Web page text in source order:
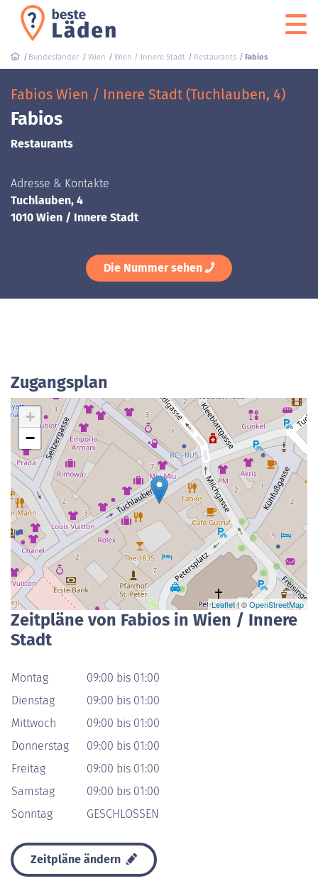
Bundesländer Wien Wien / Innere Stadt Restaurants Fabios
Fabios Wien / Innere Stadt (Tuchlauben, 4)
Fabios
Restaurants
Adresse & Kontakte
Tuchlauben, 4
1010 Wien / Innere Stadt
Die Nummer sehen
Zugangsplan
+
−
Leaflet| ©OpenStreetMap
Zeitpläne von Fabios in Wien / Innere
Stadt
Montag
09:00 bis 01:00
Dienstag
09:00 bis 01:00
Mittwoch
09:00 bis 01:00
Donnerstag
09:00 bis 01:00
Freitag
09:00 bis 01:00
Samstag
09:00 bis 01:00
Sonntag
GESCHLOSSEN
Zeitpläne ändern